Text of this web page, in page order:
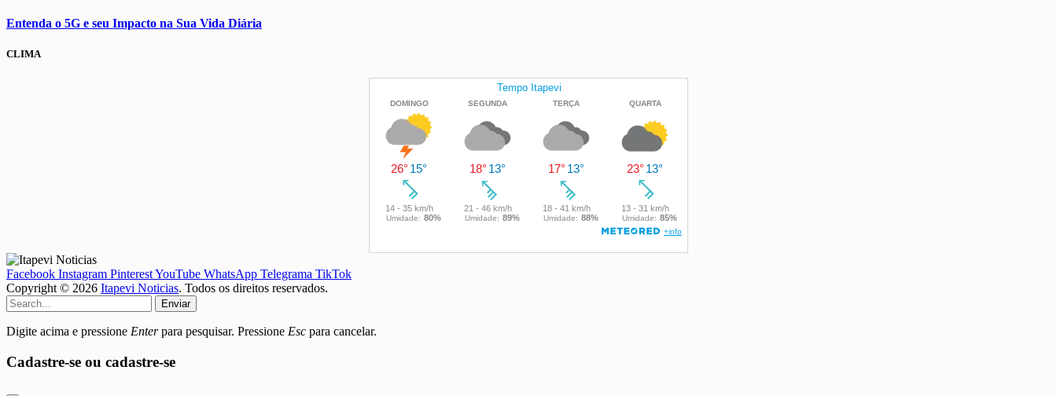
Entenda o 5G e seu Impacto na Sua Vida Diária
CLIMA
Facebook Instagram PinterestYouTube WhatsApp Telegrama TikTok
Copyright © 2026 Itapevi Noticias. Todos os direitos reservados.
Enviar
Digite acima e pressione Enterpara pesquisar. Pressione Esc para cancelar.
Cadastre-se ou cadastre-se